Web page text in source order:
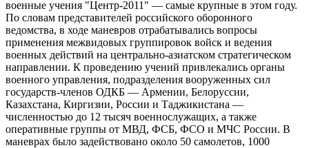
военные учения "Центр-2011" — самые крупные в этом году.
По словам представителей российского оборонного
ведомства, в ходе маневров отрабатывались вопросы
применения межвидовых группировок войск и ведения
военных действий на центрально-азиатском стратегическом
направлении. К проведению учений привлекались органы
военного управления, подразделения вооруженных сил
государств-членов ОДКБ — Армении, Белоруссии,
Казахстана, Киргизии, России и Таджикистана —
численностью до 12 тысяч военнослужащих, а также
оперативные группы от МВД, ФСБ, ФСО и МЧС России. В
маневрах было задействовано около 50 самолетов, 1000